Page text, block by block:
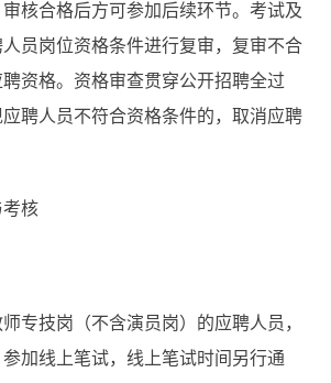
核合格后方可参加后续环节。考试及
员岗位资格条件进行复审，复审不合
资格。资格审查贯穿公开招聘全过
聘人员不符合资格条件的，取消应聘
考核
专技岗（不含演员岗）的应聘人员，
加线上笔试，线上笔试时间另行通